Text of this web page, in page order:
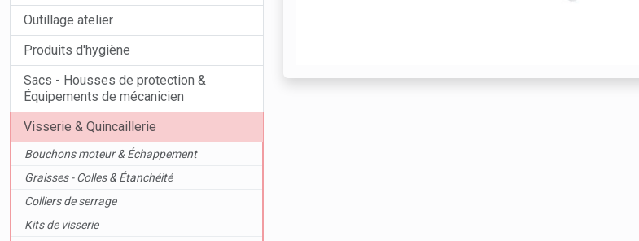
Outillage atelier
Produits d'hygiène
Sacs - Housses de protection &
Équipements de mécanicien
Visserie & Quincaillerie
Bouchons moteur & Échappement
Graisses - Colles & Étanchéité
Colliers de serrage
Kits de visserie